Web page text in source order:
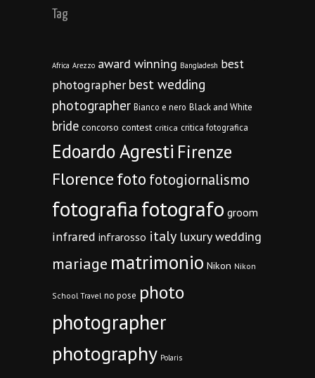
Tag
Africa Arezzo award winning Bangladesh best
photographer best wedding
photographer Bianco e nero Black and White
bride concorso contest critica critica fotografica
Edoardo Agresti Firenze
Florencefoto fotogiornalismo
fotografiafotografo groom
infrared infrarosso italy luxury wedding
mariage matrimonio Nikon Nikon
School Travel no pose photo
photographer
photography Polaris